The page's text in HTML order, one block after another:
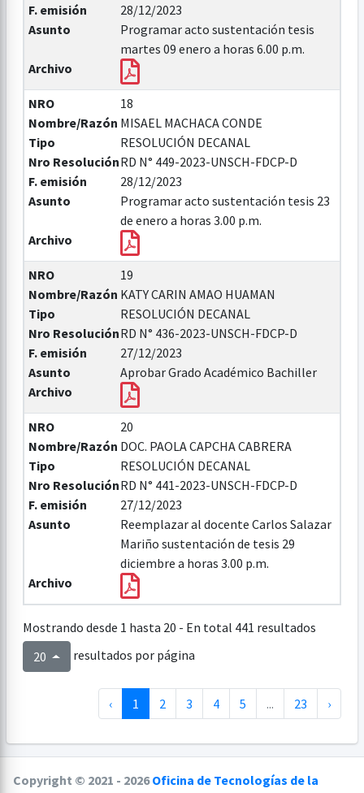
F. emisión
28/12/2023
Asunto
Programar acto sustentación tesis
martes 09 enero a horas 6.00 p.m.
Archivo
NRO
18
Nombre/Razón MISAEL MACHACA CONDE
Tipo
RESOLUCIÓN DECANAL
Nro ResoluciónRD N° 449-2023-UNSCH-FDCP-D
F. emisión
28/12/2023
Asunto
Programar acto sustentación tesis 23
de enero a horas 3.00 p.m.
Archivo
NRO
19
Nombre/Razón KATY CARIN AMAO HUAMAN
Tipo
RESOLUCIÓN DECANAL
Nro ResoluciónRD N° 436-2023-UNSCH-FDCP-D
F. emisión
27/12/2023
Asunto
Aprobar Grado Académico Bachiller
Archivo
NRO
20
Nombre/Razón DOC. PAOLA CAPCHA CABRERA
Tipo
RESOLUCIÓN DECANAL
Nro ResoluciónRD N° 441-2023-UNSCH-FDCP-D
F. emisión
27/12/2023
Asunto
Reemplazar al docente Carlos Salazar
Mariño sustentación de tesis 29
diciembre a horas 3.00 p.m.
Archivo
Mostrando desde 1 hasta 20 - En total 441 resultados
20
resultados por página
‹ 1 2 3 4 5 ... 23 ›
Copyright © 2021 - 2026Oficina de Tecnologías de la